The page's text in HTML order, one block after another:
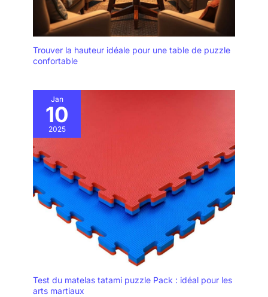
Trouver la hauteur idéale pour une table de puzzle
confortable
Jan
10
2025
Test du matelas tatami puzzle Pack : idéal pour les
arts martiaux